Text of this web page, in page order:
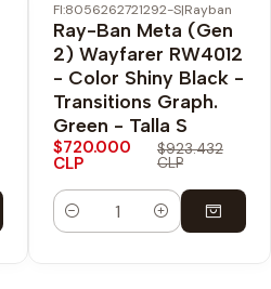
-22% OFF
Envío Gratis
FI:8056262721292-S|Rayban
Ray-Ban Meta (Gen
2) Wayfarer RW4012
- Color Shiny Black -
Transitions Graph.
Green - Talla S
$720.000
CLP
$923.432
CLP
Cantidad